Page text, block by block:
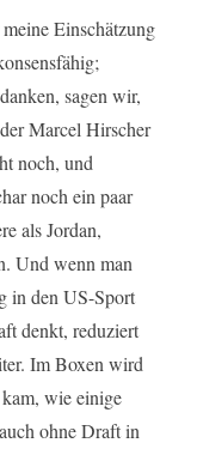
Einschätzung
sagen wir,
Marcel Hirscher
noch, und
noch ein paar
als Jordan,
Und wenn man
in den US-Sport
denkt, reduziert
Im Boxen wird
wie einige
ohne Draft in